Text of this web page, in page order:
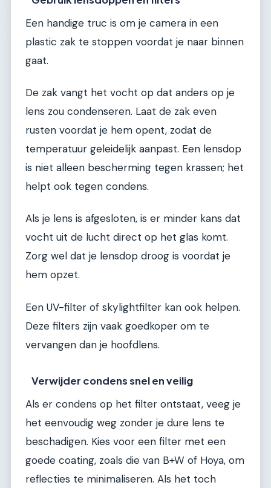
Een handige truc is om je camera in een
plastic zak te stoppen voordat je naar binnen
gaat.
De zak vangt het vocht op dat anders op je
lens zou condenseren. Laat de zak even
rusten voordat je hem opent, zodat de
temperatuur geleidelijk aanpast. Een lensdop
is niet alleen bescherming tegen krassen; het
helpt ook tegen condens.
Als je lens is afgesloten, is er minder kans dat
vocht uit de lucht direct op het glas komt.
Zorg wel dat je lensdop droog is voordat je
hem opzet.
Een UV-filter of skylightfilter kan ook helpen.
Deze filters zijn vaak goedkoper om te
vervangen dan je hoofdlens.
Verwijder condens snel en veilig
Als er condens op het filter ontstaat, veeg je
het eenvoudig weg zonder je dure lens te
beschadigen. Kies voor een filter met een
goede coating, zoals die van B+W of Hoya, om
reflecties te minimaliseren. Als het toch